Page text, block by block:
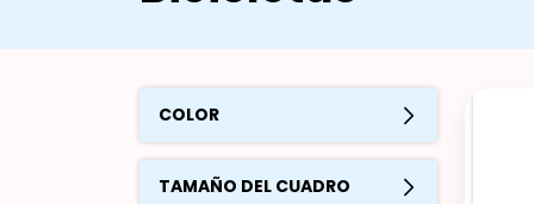
COLOR
TAMAÑO DEL CUADRO